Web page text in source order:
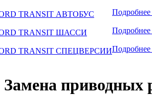
TRANSIT АВТОБУС
TRANSIT ШАССИ
TRANSIT СПЕЦВЕРСИИ
Замена приводных